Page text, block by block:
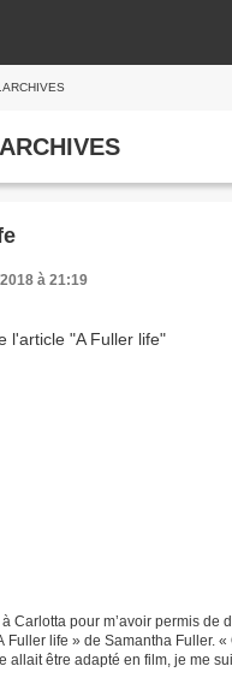
à 21:19
Carlotta pour m’avoir permis de
Fuller life » de Samantha Fuller. «
allait être adapté en film, je me